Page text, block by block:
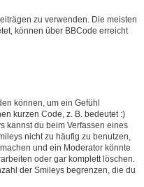
zu verwenden. Die meisten
können über BBCode erreicht
können, um ein Gefühl
kurzen Code, z. B. bedeutet :)
kannst du beim Verfassen eines
nicht zu häufig zu benutzen,
und ein Moderator könnte
oder gar komplett löschen.
der Smileys begrenzen, die du